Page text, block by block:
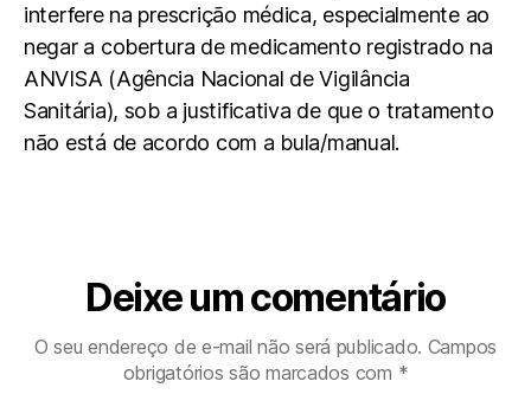
interfere na prescrição médica, especialmente ao
negar a cobertura de medicamento registrado na
ANVISA (Agência Nacional de Vigilância
Sanitária), sob a justificativa de que o tratamento
não está de acordo com a bula/manual.
Deixe um comentário
O seu endereço de e-mail não será publicado. Campos
obrigatórios são marcados com *